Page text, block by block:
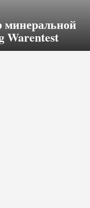
Warentest